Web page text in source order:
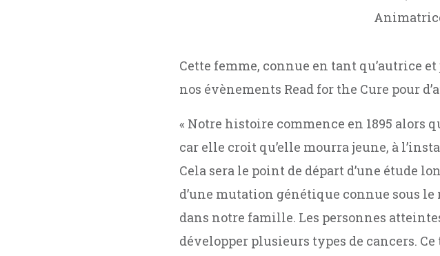
Cette femme, connue en tant qu’autrice
nos évènements Read for the Cure pour
« Notre histoire commence en 1895 alors
car elle croit qu’elle mourra jeune, à
Cela sera le point de départ d’une étude
d’une mutation génétique connue sous
dans notre famille. Les personnes
développer plusieurs types de cancers.